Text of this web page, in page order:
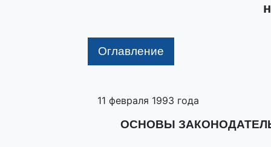
Оглавление
11 февраля 1993 года
ОСНОВЫ